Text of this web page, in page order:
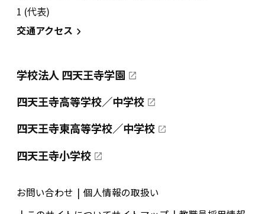
1 (代表)
交通アクセス
学校法人 四天王寺学園
四天王寺高等学校／中学校
四天王寺東高等学校／中学校
四天王寺小学校
お問い合わせ
個人情報の取扱い